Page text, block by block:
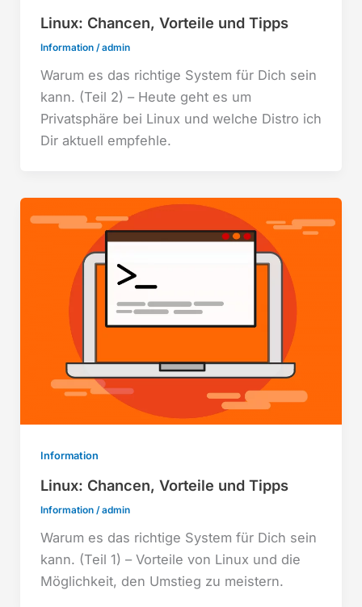
Linux: Chancen, Vorteile und Tipps
Information/admin
Warum es das richtige System für Dich sein
kann. (Teil 2) – Heute geht es um
Privatsphäre bei Linux und welche Distro ich
Dir aktuell empfehle.
Information
Linux: Chancen, Vorteile und Tipps
Information/admin
Warum es das richtige System für Dich sein
kann. (Teil 1) – Vorteile von Linux und die
Möglichkeit, den Umstieg zu meistern.